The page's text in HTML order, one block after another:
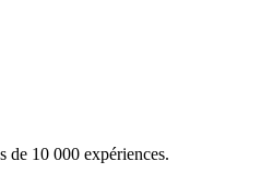
de 10 000 expériences.